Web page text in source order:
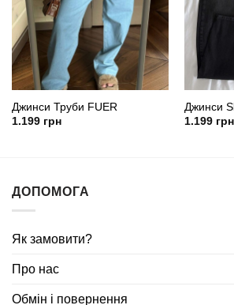
Джинси Труби FUER
1.199грн
Джинси
1.199грн
ДОПОМОГА
Як замовити?
Про нас
Обмін і повернення